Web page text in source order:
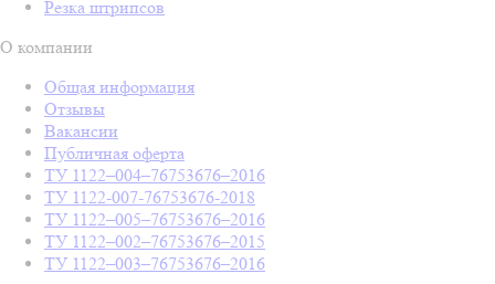
Резка штрипсов
О компании
Общая информация
Отзывы
Вакансии
Публичная оферта
ТУ 1122–004–76753676–2016
ТУ 1122-007-76753676-2018
ТУ 1122–005–76753676–2016
ТУ 1122–002–76753676–2015
ТУ 1122–003–76753676–2016